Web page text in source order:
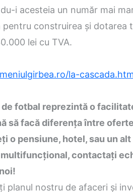
i acesteia un număr mai
pentru construirea şi dotarea
lei cu TVA.
la-
de fotbal reprezintă o
să facă diferenţa între
o pensiune, hotel, sau un
contactaţi
planul nostru de afaceri şi